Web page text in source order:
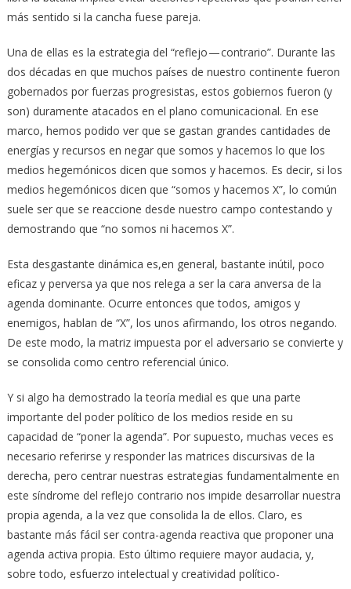
más sentido si la cancha fuese pareja.
Una de ellas es la estrategia del “reflejo — contrario”. Durante las
dos décadas en que muchos países de nuestro continente fueron
gobernados por fuerzas progresistas, estos gobiernos fueron (y
son) duramente atacados en el plano comunicacional. En ese
marco, hemos podido ver que se gastan grandes cantidades de
energías y recursos en negar que somos y hacemos lo que los
medios hegemónicos dicen que somos y hacemos. Es decir, si los
medios hegemónicos dicen que “somos y hacemos X”, lo común
suele ser que se reaccione desde nuestro campo contestando y
demostrando que “no somos ni hacemos X”.
Esta desgastante dinámica es,en general, bastante inútil, poco
eficaz y perversa ya que nos relega a ser la cara anversa de la
agenda dominante. Ocurre entonces que todos, amigos y
enemigos, hablan de “X”, los unos afirmando, los otros negando.
De este modo, la matriz impuesta por el adversario se convierte y
se consolida como centro referencial único.
Y si algo ha demostrado la teoría medial es que una parte
importante del poder político de los medios reside en su
capacidad de “poner la agenda”. Por supuesto, muchas veces es
necesario referirse y responder las matrices discursivas de la
derecha, pero centrar nuestras estrategias fundamentalmente en
este síndrome del reflejo contrario nos impide desarrollar nuestra
propia agenda, a la vez que consolida la de ellos. Claro, es
bastante más fácil ser contra-agenda reactiva que proponer una
agenda activa propia. Esto último requiere mayor audacia, y,
sobre todo, esfuerzo intelectual y creatividad político-